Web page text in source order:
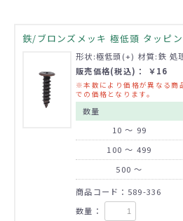
鉄/ブロンズメッキ 極低頭 タッピ
形状:極低頭(+) 材質:鉄 処
販売価格(税込)： ￥16
※本数により価格が異なる商
での価格となります。
数量
10 ～ 99
100 ～ 499
500 ～
商品コード：589-336
数量：